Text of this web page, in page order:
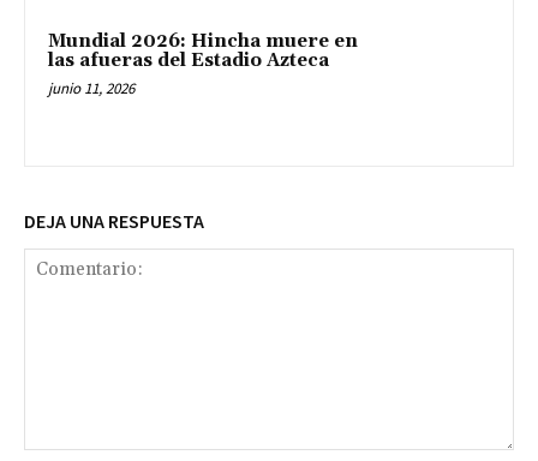
Mundial 2026: Hincha muere en
las afueras del Estadio Azteca
junio 11, 2026
DEJA UNA RESPUESTA